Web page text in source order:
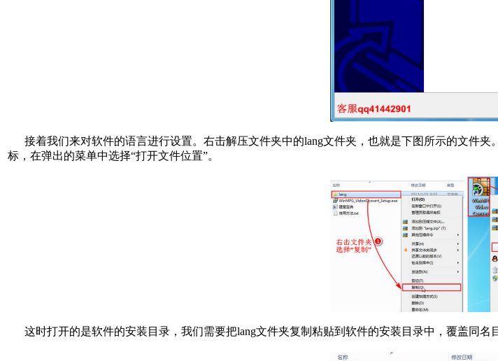
接着我们来对软件的语言进行设置。右击解压文件夹中的lang文件夹，也就是下图所示的文件夹
标，在弹出的菜单中选择“打开文件位置”。
这时打开的是软件的安装目录，我们需要把lang文件夹复制粘贴到软件的安装目录中，覆盖同名